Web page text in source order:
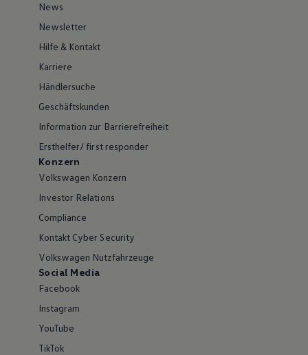
News
Newsletter
Hilfe & Kontakt
Karriere
Händlersuche
Geschäftskunden
Information zur Barrierefreiheit
Ersthelfer/ first responder
Konzern
Volkswagen Konzern
Investor Relations
Compliance
Kontakt Cyber Security
Volkswagen Nutzfahrzeuge
Social Media
Facebook
Instagram
YouTube
TikTok